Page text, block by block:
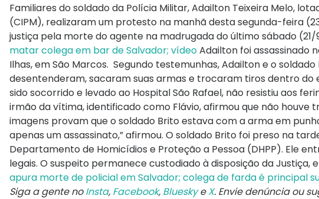
Familiares do soldado da Polícia Militar, Adailton Teixeira Melo,
(CIPM), realizaram um protesto na manhã desta segunda-feira
justiça pela morte do agente na madrugada do último sábado (21/
matar colega em bar de Salvador; vídeoAdailton foi assassinado
Ilhas, em São Marcos. Segundo testemunhas, Adailton e o
desentenderam, sacaram suas armas e trocaram tiros dentro
sido socorrido e levado ao Hospital São Rafael, não resistiu aos
irmão da vítima, identificado como Flávio, afirmou que não houve
imagens provam que o soldado Brito estava com a arma em
apenas um assassinato,” afirmou. O soldado Brito foi preso na
Departamento de Homicídios e Proteção a Pessoa (DHPP). Ele
legais. O suspeito permanece custodiado à disposição da Justiça,
apura morte de policial em Salvador; colega de farda é principal
Siga a gente noInsta, Facebook, BlueskyeX. Envie denúncia ou